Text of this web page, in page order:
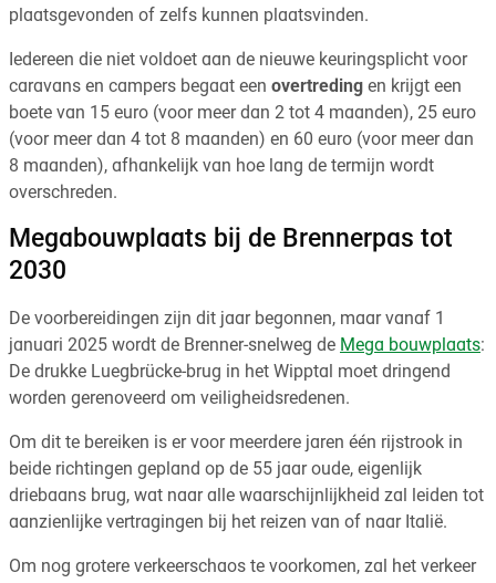
plaatsgevonden of zelfs kunnen plaatsvinden.
Iedereen die niet voldoet aan de nieuwe keuringsplicht voor
caravans en campers begaat een overtreding en krijgt een
boete van 15 euro (voor meer dan 2 tot 4 maanden), 25 euro
(voor meer dan 4 tot 8 maanden) en 60 euro (voor meer dan
8 maanden), afhankelijk van hoe lang de termijn wordt
overschreden.
Megabouwplaats bij de Brennerpas tot
2030
De voorbereidingen zijn dit jaar begonnen, maar vanaf 1
januari 2025 wordt de Brenner-snelweg de Mega bouwplaats:
De drukke Luegbrücke-brug in het Wipptal moet dringend
worden gerenoveerd om veiligheidsredenen.
Om dit te bereiken is er voor meerdere jaren één rijstrook in
beide richtingen gepland op de 55 jaar oude, eigenlijk
driebaans brug, wat naar alle waarschijnlijkheid zal leiden tot
aanzienlijke vertragingen bij het reizen van of naar Italië.
Om nog grotere verkeerschaos te voorkomen, zal het verkeer